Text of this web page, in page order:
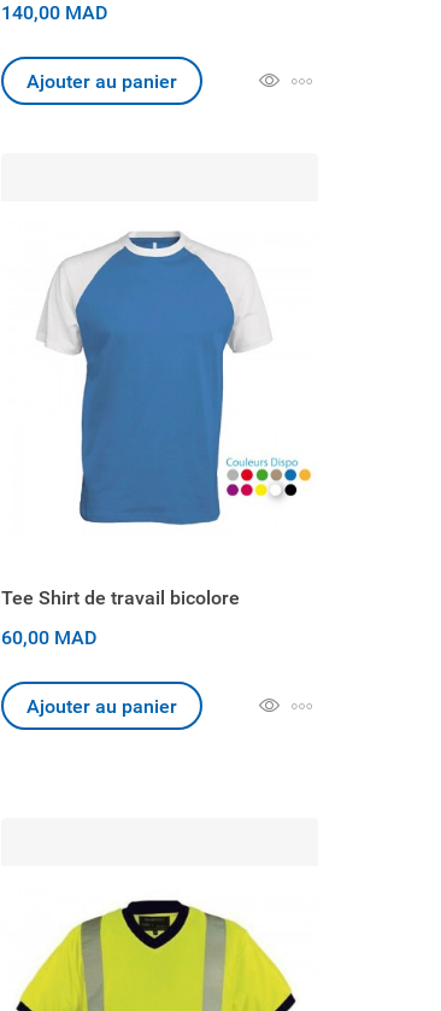
140,00 MAD
Ajouter au panier
Tee Shirt de travail bicolore
60,00 MAD
Ajouter au panier